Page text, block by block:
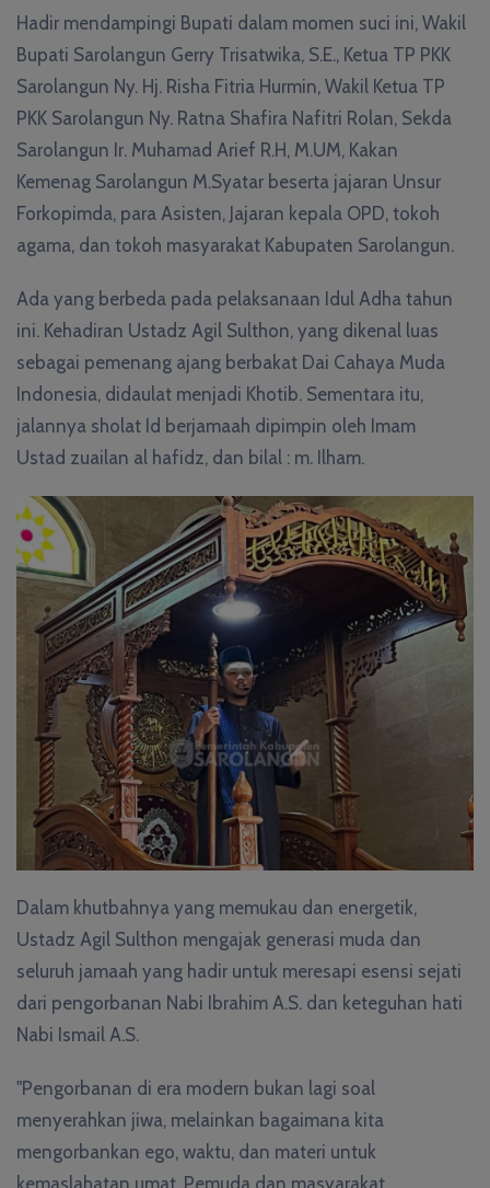
Hadir mendampingi Bupati dalam momen suci ini, Wakil
Bupati Sarolangun Gerry Trisatwika, S.E., Ketua TP PKK
Sarolangun Ny. Hj. Risha Fitria Hurmin, Wakil Ketua TP
PKK Sarolangun Ny. Ratna Shafira Nafitri Rolan, Sekda
Sarolangun Ir. Muhamad Arief R.H, M.UM, Kakan
Kemenag Sarolangun M.Syatar beserta jajaran Unsur
Forkopimda, para Asisten, Jajaran kepala OPD, tokoh
agama, dan tokoh masyarakat Kabupaten Sarolangun.
Ada yang berbeda pada pelaksanaan Idul Adha tahun
ini. Kehadiran Ustadz Agil Sulthon, yang dikenal luas
sebagai pemenang ajang berbakat Dai Cahaya Muda
Indonesia, didaulat menjadi Khotib. Sementara itu,
jalannya sholat Id berjamaah dipimpin oleh Imam
Ustad zuailan al hafidz, dan bilal : m. Ilham.
Dalam khutbahnya yang memukau dan energetik,
Ustadz Agil Sulthon mengajak generasi muda dan
seluruh jamaah yang hadir untuk meresapi esensi sejati
dari pengorbanan Nabi Ibrahim A.S. dan keteguhan hati
Nabi Ismail A.S.
"Pengorbanan di era modern bukan lagi soal
menyerahkan jiwa, melainkan bagaimana kita
mengorbankan ego, waktu, dan materi untuk